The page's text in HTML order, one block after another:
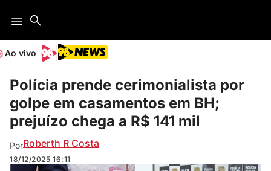
Ao vivo
Polícia prende cerimonialista por
golpe em casamentos em BH;
prejuízo chega a R$ 141 mil
PorRoberth R Costa
18/12/2025 16:11